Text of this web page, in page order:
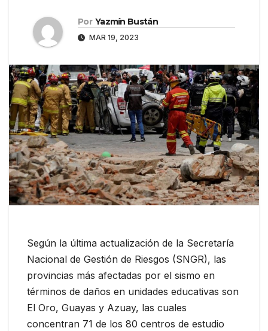
Por Yazmín Bustán
MAR 19, 2023
Según la última actualización de la Secretaría
Nacional de Gestión de Riesgos (SNGR), las
provincias más afectadas por el sismo en
términos de daños en unidades educativas son
El Oro, Guayas y Azuay, las cuales
concentran 71 de los 80 centros de estudio